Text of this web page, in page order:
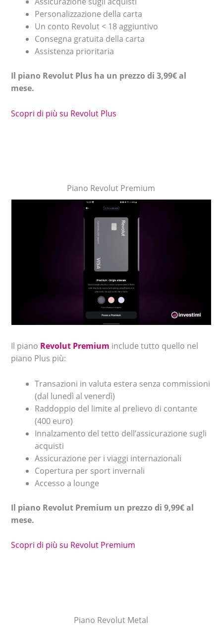
Personalizzazione della carta
Un conto Revolut < 18 aggiuntivo
Consegna gratuita della carta
Assistenza prioritaria
Il piano Revolut Plus ha un prezzo di 3,99€ al
mese.
Scopri di più su Revolut Plus
Piano Revolut Premium
Il piano Revolut Premium include tutto quello nel
piano Plus più:
Transazioni in valuta estera senza commissioni
(dal lunedì al venerdì)
Raddoppio del limite al prelievo di contante
(400 euro)
Innalzamento del tetto dell’assicurazione sugli
acquisti
Assicurazione per i viaggi internazionali
Copertura per sport invernali
Accesso a lounge
Il piano Revolut Premium un prezzo di 9,99€ al
mese.
Scopri di più su Revolut Premium
Piano Revolut Metal